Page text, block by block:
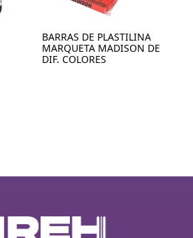
BARRAS DE PLASTILINA
MARQUETA MADISON DE
DIF. COLORES